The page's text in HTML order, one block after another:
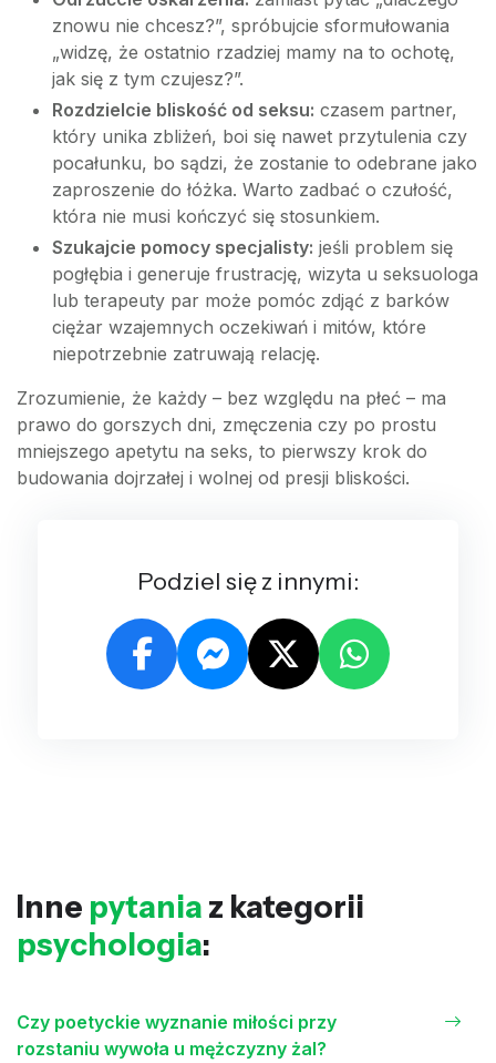
znowu nie chcesz?”, spróbujcie sformułowania
„widzę, że ostatnio rzadziej mamy na to ochotę,
jak się z tym czujesz?”.
Rozdzielcie bliskość od seksu: czasem partner,
który unika zbliżeń, boi się nawet przytulenia czy
pocałunku, bo sądzi, że zostanie to odebrane jako
zaproszenie do łóżka. Warto zadbać o czułość,
która nie musi kończyć się stosunkiem.
Szukajcie pomocy specjalisty: jeśli problem się
pogłębia i generuje frustrację, wizyta u seksuologa
lub terapeuty par może pomóc zdjąć z barków
ciężar wzajemnych oczekiwań i mitów, które
niepotrzebnie zatruwają relację.
Zrozumienie, że każdy – bez względu na płeć – ma
prawo do gorszych dni, zmęczenia czy po prostu
mniejszego apetytu na seks, to pierwszy krok do
budowania dojrzałej i wolnej od presji bliskości.
Podziel się z innymi:
Inne pytania z kategorii
psychologia:
Czy poetyckie wyznanie miłości przy
rozstaniu wywoła u mężczyzny żal?